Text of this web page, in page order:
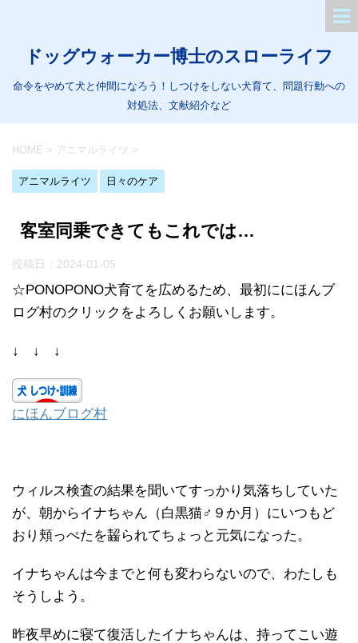
ドッグウォーカー博士のスローライフ
命令をやめて犬と仲間になろう！しつけをしない犬育て、問題行動への
対処法、文献紹介など
HOME > アニマルライツ >
アニマルライツ 日々のケア
客室同乗できてもこれでは…
投稿日： 2024-01-05
☆PONOPONO犬育てを広めるため、最初ににほんブ
ログ村のクリックをよろしくお願いします。
↓ ↓ ↓
にほんブログ村
ウィルス検査の結果を聞いてすっかり気落ちしていた
が、朝からイナちゃん（白黒猫♂９か月）にいつもど
おり頬っぺたを齧られてちょっと元気になった。
イナちゃんは今までと何も変わらないので、わたしも
そうしよう。
昨夜早めに寝て復活したイナちゃんは、持ってこい遊